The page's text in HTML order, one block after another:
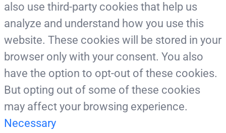
also use third-party cookies that help us
analyze and understand how you use this
website. These cookies will be stored in your
browser only with your consent. You also
have the option to opt-out of these cookies.
But opting out of some of these cookies
may affect your browsing experience.
Necessary